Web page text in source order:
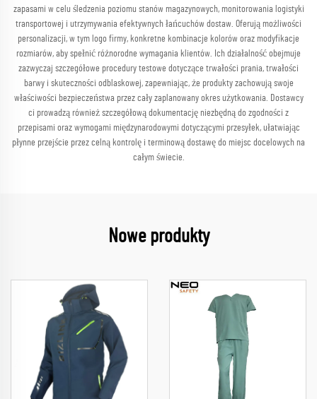
zapasami w celu śledzenia poziomu stanów magazynowych, monitorowania logistyki
transportowej i utrzymywania efektywnych łańcuchów dostaw. Oferują możliwości
personalizacji, w tym logo firmy, konkretne kombinacje kolorów oraz modyfikacje
rozmiarów, aby spełnić różnorodne wymagania klientów. Ich działalność obejmuje
zazwyczaj szczegółowe procedury testowe dotyczące trwałości prania, trwałości
barwy i skuteczności odblaskowej, zapewniając, że produkty zachowują swoje
właściwości bezpieczeństwa przez cały zaplanowany okres użytkowania. Dostawcy
ci prowadzą również szczegółową dokumentację niezbędną do zgodności z
przepisami oraz wymogami międzynarodowymi dotyczącymi przesyłek, ułatwiając
płynne przejście przez celną kontrolę i terminową dostawę do miejsc docelowych na
całym świecie.
Nowe produkty